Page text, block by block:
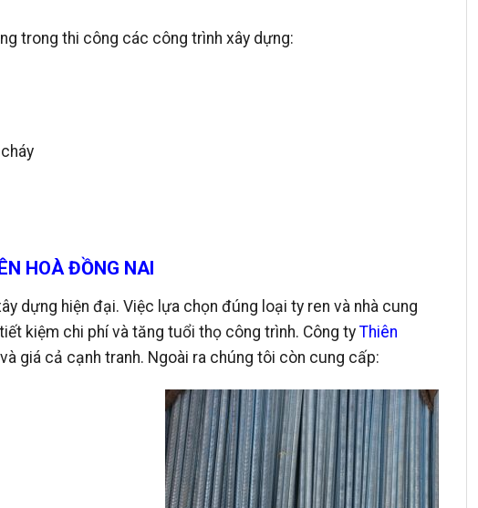
trong thi công các công trình xây dựng:
HOÀ ĐỒNG NAI
dựng hiện đại. Việc lựa chọn đúng loại ty ren và nhà cung
kiệm chi phí và tăng tuổi thọ công trình. Công ty Thiên
giá cả cạnh tranh. Ngoài ra chúng tôi còn cung cấp: